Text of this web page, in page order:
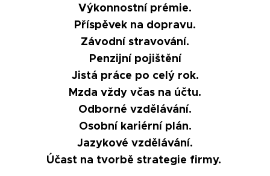
Výkonnostní prémie.
Příspěvek na dopravu.
Závodní stravování.
Penzijní pojištění
Jistá práce po celý rok.
Mzda vždy včas na účtu.
Odborné vzdělávání.
Osobní kariérní plán.
Jazykové vzdělávání.
Účast na tvorbě strategie firmy.